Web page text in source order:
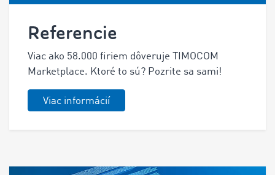
Referencie
Viac ako 58.000 firiem dôveruje TIMOCOM
Marketplace. Ktoré to sú? Pozrite sa sami!
Viac informácií